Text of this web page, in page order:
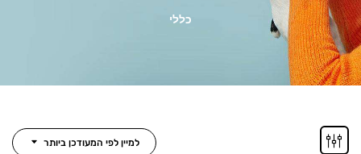
כללי
למיין לפי המעודכן ביותר